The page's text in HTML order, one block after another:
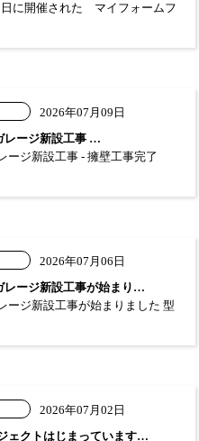
日に開催された マイフォームフ
2026年07月09日
ージ新設工事 …
ジ新設工事 - 擁壁工事完了
2026年07月06日
ージ新設工事が始まり…
ジ新設工事が始まりました 型
2026年07月02日
ェクトはじまっています…